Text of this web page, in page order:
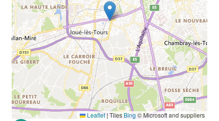
Leaflet | Tiles Bing © Microsoft and suppliers
a
t
e
u
r
P